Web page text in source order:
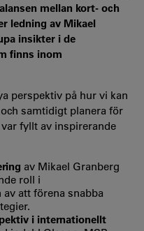
mellan kort- och
ledning av Mikael
insikter i de
finns inom
perspektiv på hur vi kan
samtidigt planera för
fyllt av inspirerande
av Mikael Granberg
roll i
att förena snabba
i internationellt